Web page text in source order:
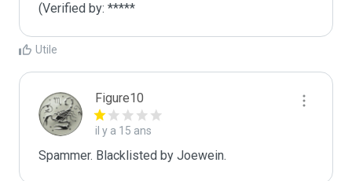
(Verified by: *****
Utile
Figure10
il y a 15 ans
Spammer. Blacklisted by Joewein.